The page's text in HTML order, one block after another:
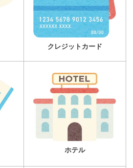
クレジットカード
ホテル